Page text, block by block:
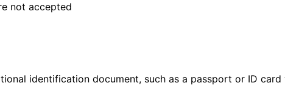
not accepted
identification document, such as a passport or ID card